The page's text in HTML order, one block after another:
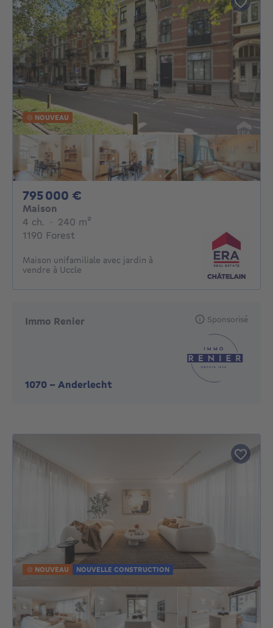
NOUVEAU
795 000 €
Maison
4 ch. 4 chambres
· 240 m²
1190 Forest
Maison unifamiliale avec jardin à
vendre à Uccle
Immo Renier
1070 - Anderlecht
Sponsorisé
NOUVEAU NOUVELLE CONSTRUCTION